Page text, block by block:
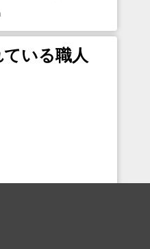
」
いる職人